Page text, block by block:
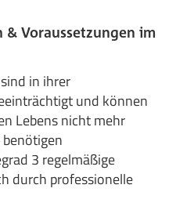
& Voraussetzungen im
in ihrer
und können
Lebens nicht mehr
3 regelmäßige
durch professionelle